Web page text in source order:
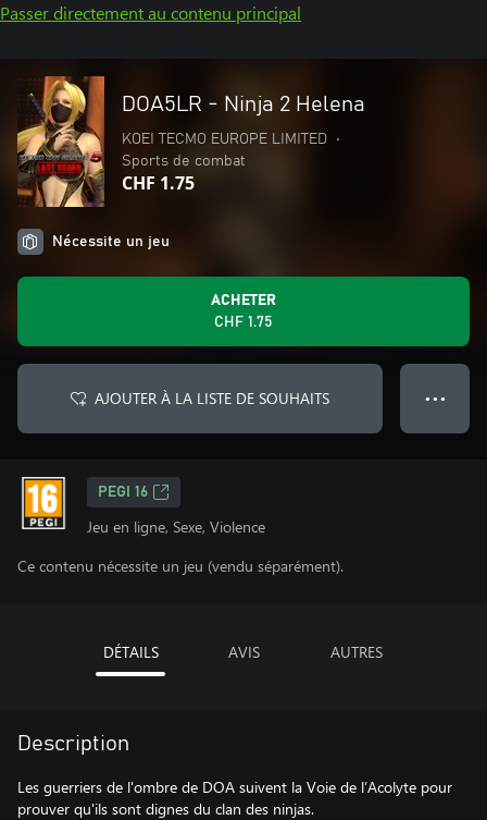
Passer directement au contenu principal
DOA5LR - Ninja 2 Helena
KOEI TECMO EUROPE LIMITED
•
Sports de combat
CHF 1.75
Nécessite un jeu
ACHETER
CHF 1.75
AJOUTER À LA LISTE DE SOUHAITS ● ● ●
PEGI 16
Jeu en ligne, Sexe, Violence
Ce contenu nécessite un jeu (vendu séparément).
DÉTAILS AVIS AUTRES
Description
Les guerriers de l'ombre de DOA suivent la Voie de l’Acolyte pour
prouver qu'ils sont dignes du clan des ninjas.